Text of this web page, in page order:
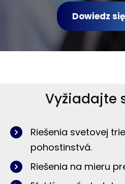
Dowiedz
Vyžiadajte
Riešenia svetovej
pohostinstvá.
Riešenia na mieru